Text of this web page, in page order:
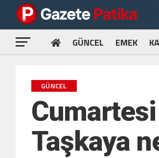
GÜNCEL EMEK
GÜNCEL
Taşkaya